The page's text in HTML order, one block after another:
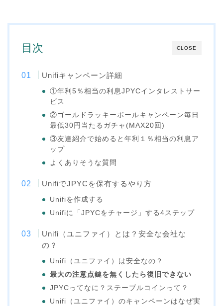
CLOSE
目次
Unifiキャンペーン詳細
①年利5％相当の利息JPYCインタレストサー
ビス
②ゴールドラッキーボールキャンペーン毎日
最低30円当たるガチャ(MAX20回)
③友達紹介で始めると年利１％相当の利息ア
ップ
よくありそうな質問
UnifiでJPYCを保有するやり方
Unifiを作成する
Unifiに「JPYCをチャージ」する4ステップ
Unifi（ユニファイ）とは？安全な会社な
の？
Unifi（ユニファイ）は安全なの？
最大の注意点鍵を無くしたら復旧できない
JPYCってなに？ステーブルコインって？
Unifi（ユニファイ）のキャンペーンはなぜ実